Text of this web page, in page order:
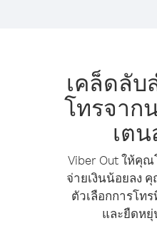
เคล็ดลับ
โทรจาก
เต
Viber Out ให้คุ
จ่ายเงินน้อยลง
ตัวเลือกการโท
และยืดหยุ่